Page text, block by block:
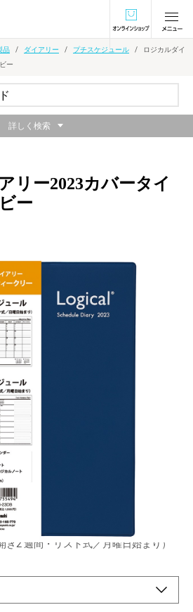
オンラインショ
品 ダイアリー プチスケジュール
ロジカルダイ
ー
リー2023カバータイ
ー
きB6サイズのロジカルダイア
と見開き2週間を1冊にまとめ
1 ヶ月・ブロック式／日曜日始まり）
き2 週間・リスト式／月曜日始まり）
詳しく検索